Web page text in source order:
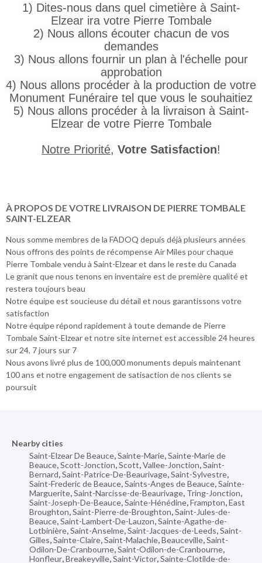
1) Dites-nous dans quel cimetière à Saint-
Elzear ira votre Pierre Tombale
2) Nous allons écouter chacun de vos
demandes
3) Nous allons fournir un plan à l'échelle pour
approbation
4) Nous allons procéder à la production de votre
Monument Funéraire tel que vous le souhaitiez
5) Nous allons procéder à la livraison à Saint-
Elzear de votre Pierre Tombale
Notre Priorité, Votre Satisfaction!
À PROPOS DE VOTRE LIVRAISON DE PIERRE TOMBALE
SAINT-ELZEAR
Nous somme membres de la FADOQ depuis déjà plusieurs années
Nous offrons des points de récompense Air Miles pour chaque
Pierre Tombale vendu à Saint-Elzear et dans le reste du Canada
Le granit que nous tenons en inventaire est de première qualité et
restera toujours beau
Notre équipe est soucieuse du détail et nous garantissons votre
satisfaction
Notre équipe répond rapidement à toute demande de Pierre
Tombale Saint-Elzear et notre site internet est accessible 24 heures
sur 24, 7 jours sur 7
Nous avons livré plus de 100,000 monuments depuis maintenant
100 ans et notre engagement de satisaction de nos clients se
poursuit
Nearby cities
Saint-Elzear De Beauce,Sainte-Marie,Sainte-Marie de
Beauce,Scott-Jonction,Scott,Vallee-Jonction,Saint-
Bernard,Saint-Patrice-De-Beaurivage,Saint-Sylvestre,
Saint-Frederic de Beauce,Saints-Anges de Beauce,Sainte-
Marguerite,Saint-Narcisse-de-Beaurivage, Tring-Jonction,
Saint-Joseph-De-Beauce,Sainte-Hénédine,Frampton,East
Broughton,Saint-Pierre-de-Broughton,Saint-Jules-de-
Beauce,Saint-Lambert-De-Lauzon,Sainte-Agathe-de-
Lotbinière,Saint-Anselme,Saint-Jacques-de-Leeds,Saint-
Gilles,Sainte-Claire,Saint-Malachie,Beauceville,Saint-
Odilon-De-Cranbourne,Saint-Odilon-de-Cranbourne,
Honfleur,Breakeyville,Saint-Victor,Sainte-Clotilde-de-